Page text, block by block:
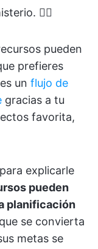
🕵️‍♀️
pueden
prefieres
un flujo de
gracias a tu
favorita,
explicarle
pueden
planificación
se convierta
metas se